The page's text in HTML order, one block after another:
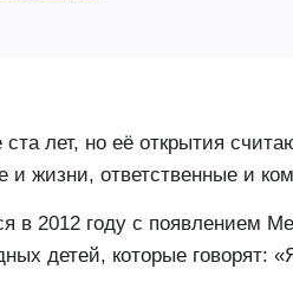
лет, но её открытия
жизни, ответственные и
в 2012 году с появлением
детей, которые говорят: